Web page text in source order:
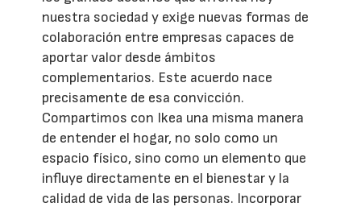
nuestra sociedad y exige nuevas formas de
colaboración entre empresas capaces de
aportar valor desde ámbitos
complementarios. Este acuerdo nace
precisamente de esa convicción.
Compartimos con Ikea una misma manera
de entender el hogar, no solo como un
espacio físico, sino como un elemento que
influye directamente en el bienestar y la
calidad de vida de las personas. Incorporar